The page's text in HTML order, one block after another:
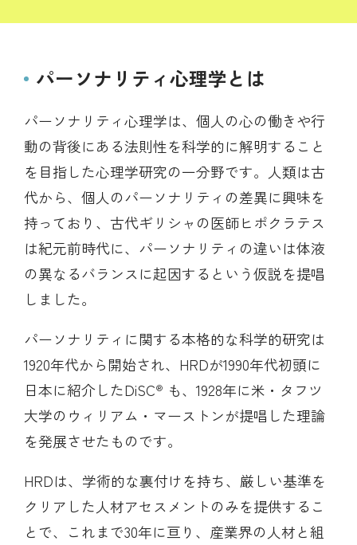
パーソナリティ心理学とは
パーソナリティ心理学は、個人の心の働きや行
動の背後にある法則性を科学的に解明すること
を目指した心理学研究の一分野です。人類は古
代から、個人のパーソナリティの差異に興味を
持っており、古代ギリシャの医師ヒポクラテス
は紀元前時代に、パーソナリティの違いは体液
の異なるバランスに起因するという仮説を提唱
しました。
パーソナリティに関する本格的な科学的研究は
1920年代から開始され、HRDが1990年代初頭に
日本に紹介したDiSC® も、1928年に米・タフツ
大学のウィリアム・マーストンが提唱した理論
を発展させたものです。
HRDは、学術的な裏付けを持ち、厳しい基準を
クリアした人材アセスメントのみを提供するこ
とで、これまで30年に亘り、産業界の人材と組